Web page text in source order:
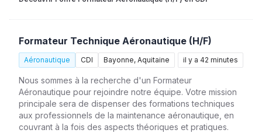
Formateur Technique Aéronautique (H/F)
Aéronautique CDI Bayonne, Aquitaine il y a 42 minutes
Nous sommes à la recherche d'un Formateur
Aéronautique pour rejoindre notre équipe. Votre mission
principale sera de dispenser des formations techniques
aux professionnels de la maintenance aéronautique, en
couvrant à la fois des aspects théoriques et pratiques.